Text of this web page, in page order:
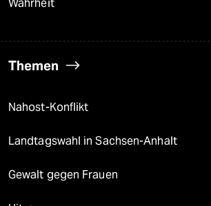
Wahrheit
Themen
Nahost-Konflikt
Landtagswahl in Sachsen-Anhalt
Gewalt gegen Frauen